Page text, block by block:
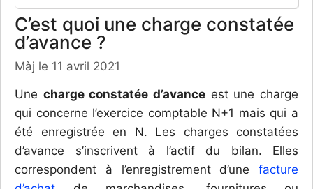
C’est quoi une charge constatée
d’avance ?
Màj le 11 avril 2021
Une charge constatée d’avance est une charge
qui concerne l’exercice comptable N+1 mais qui a
été enregistrée en N. Les charges constatées
d’avance s’inscrivent à l’actif du bilan. Elles
correspondent à l’enregistrement d’une facture